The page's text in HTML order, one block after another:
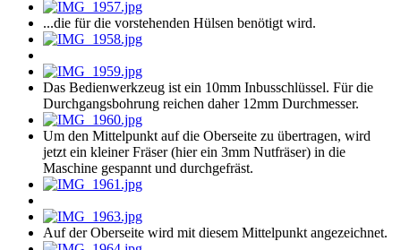
...die für die vorstehenden Hülsen benötigt wird.
Das Bedienwerkzeug ist ein 10mm Inbusschlüssel. Für die
Durchgangsbohrung reichen daher 12mm Durchmesser.
Um den Mittelpunkt auf die Oberseite zu übertragen, wird
jetzt ein kleiner Fräser (hier ein 3mm Nutfräser) in die
Maschine gespannt und durchgefräst.
Auf der Oberseite wird mit diesem Mittelpunkt angezeichnet.